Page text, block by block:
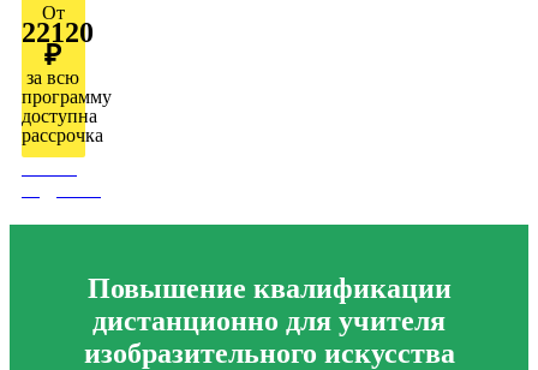
От
22120
₽
за всю
программу
доступна
рассрочка
Повышение квалификации
дистанционно для учителя
изобразительного искусства